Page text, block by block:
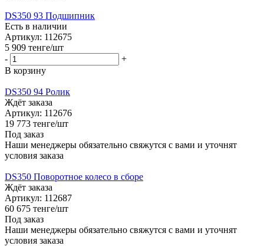
DS350 93 Подшипник
Есть в наличии
Артикул: 112675
5 909 тенге/шт
-
+
В корзину
DS350 94 Ролик
Ждёт заказа
Артикул: 112676
19 773 тенге/шт
Под заказ
Наши менеджеры обязательно свяжутся с вами и уточнят
условия заказа
DS350 Поворотное колесо в сборе
Ждёт заказа
Артикул: 112687
60 675 тенге/шт
Под заказ
Наши менеджеры обязательно свяжутся с вами и уточнят
условия заказа